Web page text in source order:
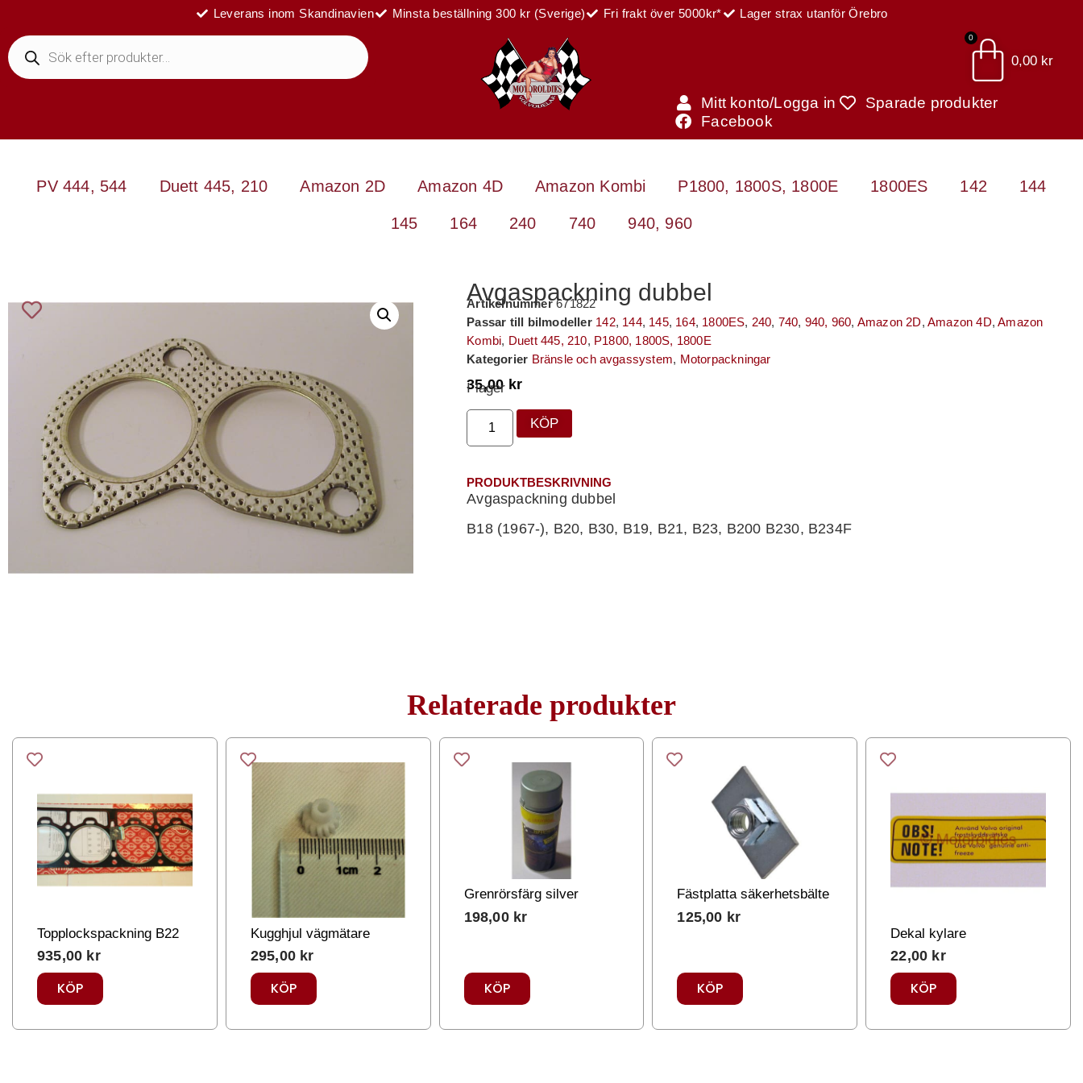
Leverans inom Skandinavien Minsta beställning 300 kr (Sverige) Fri frakt över 5000kr* Lager strax utanför Örebro
0,00 kr
0
Mitt konto/Logga in
Sparade produkter
Facebook
PV 444, 544 Duett 445, 210 Amazon 2D Amazon 4D Amazon Kombi P1800, 1800S, 1800E 1800ES 142 144
145 164 240 740 940, 960
Avgaspackning dubbel
Artikelnummer671822
Passar till bilmodeller 142, 144, 145, 164, 1800ES, 240, 740, 940, 960, Amazon 2D,Amazon 4D,Amazon
Kombi, Duett 445, 210, P1800, 1800S, 1800E
Kategorier Bränsle och avgassystem, Motorpackningar
35,00 kr
I lager
KÖP
PRODUKTBESKRIVNING
Avgaspackning dubbel
B18 (1967-), B20, B30, B19, B21, B23, B200 B230, B234F
Relaterade produkter
Topplockspackning B22
935,00 kr
KÖP
Kugghjul vägmätare
295,00 kr
KÖP
Grenrörsfärg silver
198,00 kr
KÖP
Fästplatta säkerhetsbälte
125,00 kr
KÖP
Dekal kylare
22,00 kr
KÖP